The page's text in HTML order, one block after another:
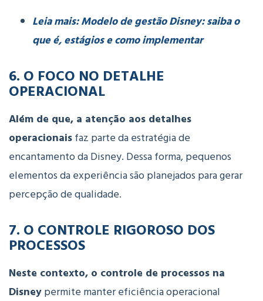
Leia mais: Modelo de gestão Disney: saiba o
que é, estágios e como implementar
6. O FOCO NO DETALHE
OPERACIONAL
Além de que, a atenção aos detalhes
operacionaisfaz partedaestratégiade
encantamentodaDisney. Dessa forma, pequenos
elementosdaexperiênciasãoplanejados paragerar
percepçãodequalidade.
7. O CONTROLE RIGOROSO DOS
PROCESSOS
Neste contexto, o controle de processos na
Disneypermite mantereficiênciaoperacional